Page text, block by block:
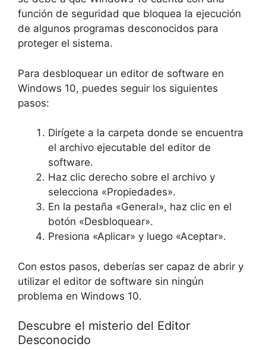
función de seguridad que bloquea la ejecución
de algunos programas desconocidos para
proteger el sistema.
Para desbloquear un editor de software en
Windows 10, puedes seguir los siguientes
pasos:
Dirígete a la carpeta donde se encuentra
el archivo ejecutable del editor de
software.
Haz clic derecho sobre el archivo y
selecciona «Propiedades».
En la pestaña «General», haz clic en el
botón «Desbloquear».
Presiona «Aplicar» y luego «Aceptar».
Con estos pasos, deberías ser capaz de abrir y
utilizar el editor de software sin ningún
problema en Windows 10.
Descubre el misterio del Editor
Desconocido